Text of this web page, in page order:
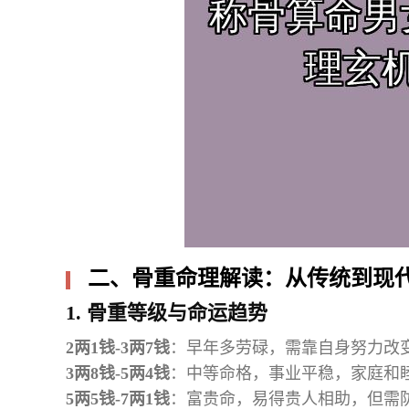
二、骨重命理解读：从传统到现
1. 骨重等级与命运趋势
2两1钱-3两7钱：早年多劳碌，需靠自身努力改
3两8钱-5两4钱：中等命格，事业平稳，家庭和
5两5钱-7两1钱：富贵命，易得贵人相助，但需